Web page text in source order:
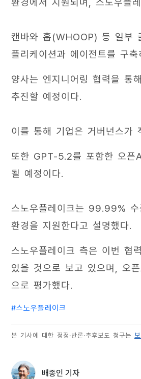
캔바와 훕(WHOOP) 등 일부
플리케이션과 에이전트를 구
양사는 엔지니어링 협력을 통
추진할 예정이다.
이를 통해 기업은 거버넌스가
또한 GPT-5.2를 포함한 오픈
될 예정이다.
스노우플레이크는 99.99%
환경을 지원한다고 설명했다.
스노우플레이크 측은 이번 협
있을 것으로 보고 있으며, 오
으로 평가했다.
#스노우플레이크
본 기사에 대한 정정·반론·추후보도 청구는
배종인 기자